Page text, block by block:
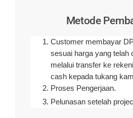
Metode
Customer membayar
sesuai harga yang telah
melalui transfer ke
cash kepada tukang
Proses Pengerjaan.
Pelunasan setelah